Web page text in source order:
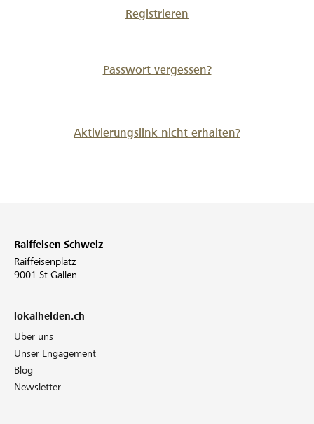
Registrieren
Passwort vergessen?
Aktivierungslink nicht erhalten?
Raiffeisen Schweiz
Raiffeisenplatz
9001 St.Gallen
lokalhelden.ch
Über uns
Unser Engagement
Blog
Newsletter